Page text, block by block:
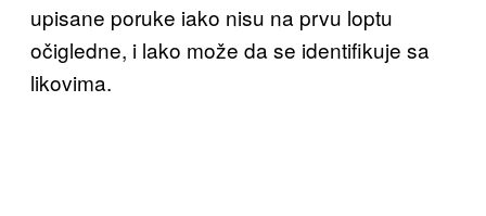
upisane poruke iako nisu na prvu loptu
očigledne, i lako može da se identifikuje sa
likovima.